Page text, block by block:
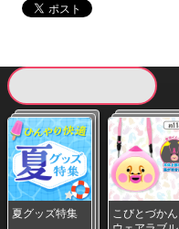
夏グッズ特集
こびとづかん